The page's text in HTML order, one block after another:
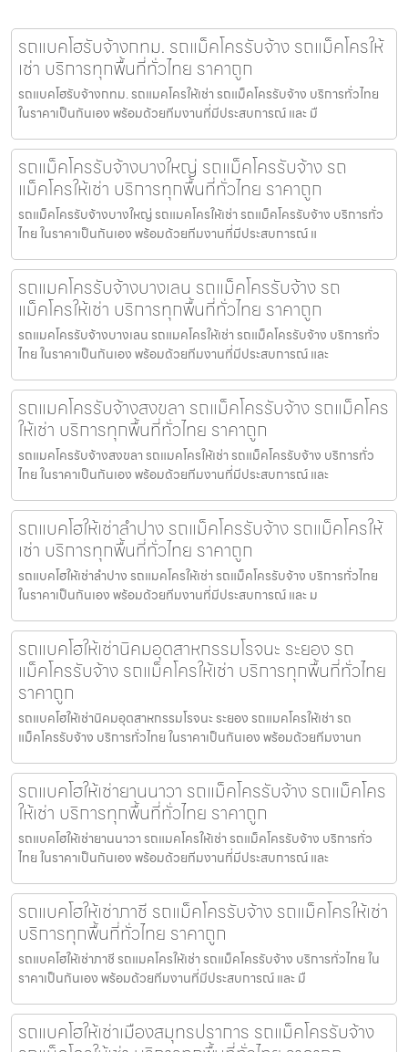
รถแบคโฮรับจ้างกทม. รถแม็คโครรับจ้าง รถแม็คโครให้
เช่า บริการทุกพื้นที่ทั่วไทย ราคาถูก
รถแบคโฮรับจ้างกทม. รถแมคโครให้เช่า รถแม็คโครรับจ้าง บริการทั่วไทย
ในราคาเป็นกันเอง พร้อมด้วยทีมงานที่มีประสบการณ์ และ มื
รถแม็คโครรับจ้างบางใหญ่ รถแม็คโครรับจ้าง รถ
แม็คโครให้เช่า บริการทุกพื้นที่ทั่วไทย ราคาถูก
รถแม็คโครรับจ้างบางใหญ่ รถแมคโครให้เช่า รถแม็คโครรับจ้าง บริการทั่ว
ไทย ในราคาเป็นกันเอง พร้อมด้วยทีมงานที่มีประสบการณ์ แ
รถแมคโครรับจ้างบางเลน รถแม็คโครรับจ้าง รถ
แม็คโครให้เช่า บริการทุกพื้นที่ทั่วไทย ราคาถูก
รถแมคโครรับจ้างบางเลน รถแมคโครให้เช่า รถแม็คโครรับจ้าง บริการทั่ว
ไทย ในราคาเป็นกันเอง พร้อมด้วยทีมงานที่มีประสบการณ์ และ
รถแมคโครรับจ้างสงขลา รถแม็คโครรับจ้าง รถแม็คโคร
ให้เช่า บริการทุกพื้นที่ทั่วไทย ราคาถูก
รถแมคโครรับจ้างสงขลา รถแมคโครให้เช่า รถแม็คโครรับจ้าง บริการทั่ว
ไทย ในราคาเป็นกันเอง พร้อมด้วยทีมงานที่มีประสบการณ์ และ
รถแบคโฮให้เช่าลำปาง รถแม็คโครรับจ้าง รถแม็คโครให้
เช่า บริการทุกพื้นที่ทั่วไทย ราคาถูก
รถแบคโฮให้เช่าลำปาง รถแมคโครให้เช่า รถแม็คโครรับจ้าง บริการทั่วไทย
ในราคาเป็นกันเอง พร้อมด้วยทีมงานที่มีประสบการณ์ และ ม
รถแบคโฮให้เช่านิคมอุตสาหกรรมโรจนะ ระยอง รถ
แม็คโครรับจ้าง รถแม็คโครให้เช่า บริการทุกพื้นที่ทั่วไทย
ราคาถูก
รถแบคโฮให้เช่านิคมอุตสาหกรรมโรจนะ ระยอง รถแมคโครให้เช่า รถ
แม็คโครรับจ้าง บริการทั่วไทย ในราคาเป็นกันเอง พร้อมด้วยทีมงานท
รถแบคโฮให้เช่ายานนาวา รถแม็คโครรับจ้าง รถแม็คโคร
ให้เช่า บริการทุกพื้นที่ทั่วไทย ราคาถูก
รถแบคโฮให้เช่ายานนาวา รถแมคโครให้เช่า รถแม็คโครรับจ้าง บริการทั่ว
ไทย ในราคาเป็นกันเอง พร้อมด้วยทีมงานที่มีประสบการณ์ และ
รถแบคโฮให้เช่าภาชี รถแม็คโครรับจ้าง รถแม็คโครให้เช่า
บริการทุกพื้นที่ทั่วไทย ราคาถูก
รถแบคโฮให้เช่าภาชี รถแมคโครให้เช่า รถแม็คโครรับจ้าง บริการทั่วไทย ใน
ราคาเป็นกันเอง พร้อมด้วยทีมงานที่มีประสบการณ์ และ มื
รถแบคโฮให้เช่าเมืองสมุทรปราการ รถแม็คโครรับจ้าง